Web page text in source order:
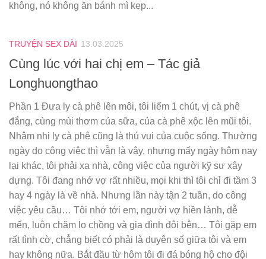
không, nó không ăn bánh mì kẹp...
TRUYỆN SEX DÀI 13.03.2025
Cùng lúc với hai chị em – Tác giả
Longhuongthao
Phần 1 Đưa ly cà phê lên môi, tôi liếm 1 chút, vị cà phê
đắng, cùng mùi thơm của sữa, của cà phê xộc lên mũi tôi.
Nhâm nhi ly cà phê cũng là thú vui của cuộc sống. Thường
ngày do công việc thì vẫn là vậy, nhưng mấy ngày hôm nay
lại khác, tôi phải xa nhà, công việc của người kỹ sư xây
dựng. Tôi đang nhớ vợ rất nhiều, mọi khi thì tôi chỉ đi tầm 3
hay 4 ngày là về nhà. Nhưng lần này tận 2 tuần, do công
việc yêu cầu… Tôi nhớ tới em, người vợ hiền lành, dễ
mến, luôn chăm lo chồng và gia đình đôi bên… Tôi gặp em
rất tình cờ, chẳng biết có phải là duyên số giữa tôi và em
hay không nữa. Bắt đầu từ hôm tôi đi đá bóng hộ cho đội